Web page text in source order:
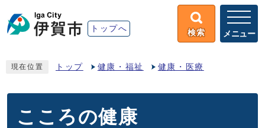
トップへ 検索 メニュー
現在位置 トップ 健康・福祉 健康・医療
こころの健康